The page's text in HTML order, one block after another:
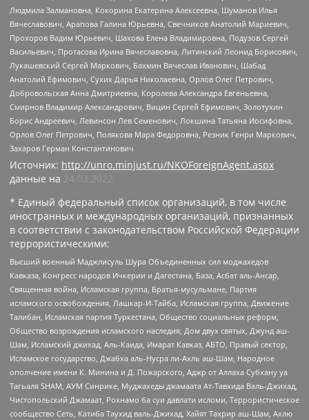
Людмила Залмановна, Кокорина Екатерина Алексеевна, Шуманов Илья
Вячеславович, Арапова Галина Юрьевна, Свечников Анатолий Мариевич,
Прохоров Вадим Юрьевич, Шахова Елена Владимировна, Подузов Сергей
Васильевич, Протасова Ирина Вячеславовна, Литинский Леонид Борисович,
Лукашевский Сергей Маркович, Бахмин Вячеслав Иванович, Шабад
Анатолий Ефимович, Сухих Дарья Николаевна, Орлов Олег Петрович,
Добровольская Анна Дмитриевна, Королева Александра Евгеньевна,
Смирнов Владимир Александрович, Вицин Сергей Ефимович, Золотухин
Борис Андреевич, Левинсон Лев Семенович, Локшина Татьяна Иосифовна,
Орлов Олег Петрович, Полякова Мара Федоровна, Резник Генри Маркович,
Захаров Герман Константинович
Источник: http://unro.minjust.ru/NKOForeignAgent.aspx
данные на 24.03.2022
* Единый федеральный список организаций, в том числе
иностранных и международных организаций, признанных
в соответствии с законодательством Российской Федерации
террористическими:
Высший военный Маджлисуль Шура Объединенных сил моджахедов
Кавказа, Конгресс народов Ичкерии и Дагестана, База, Асбат аль-Ансар,
Священная война, Исламская группа, Братья-мусульмане, Партия
исламского освобождения, Лашкар-И-Тайба, Исламская группа, Движение
Талибан, Исламская партия Туркестана, Общество социальных реформ,
Общество возрождения исламского наследия, Дом двух святых, Джунд аш-
Шам, Исламский джихад, Аль-Каида, Имарат Кавказ, АБТО, Правый сектор,
Исламское государство, Джабха аль-Нусра ли-Ахль аш-Шам, Народное
ополчение имени К. Минина и Д. Пожарского, Аджр от Аллаха Субхану уа
Тагьаля SHAM, АУМ Синрике, Муджахеды джамаата Ат-Тавхида Валь-Джихад,
Чистопольский Джамаат, Рохнамо ба суи давлати исломи, Террористическое
сообщество Сеть, Катиба Таухид валь-Джихад, Хайят Тахрир аш-Шам, Ахлю